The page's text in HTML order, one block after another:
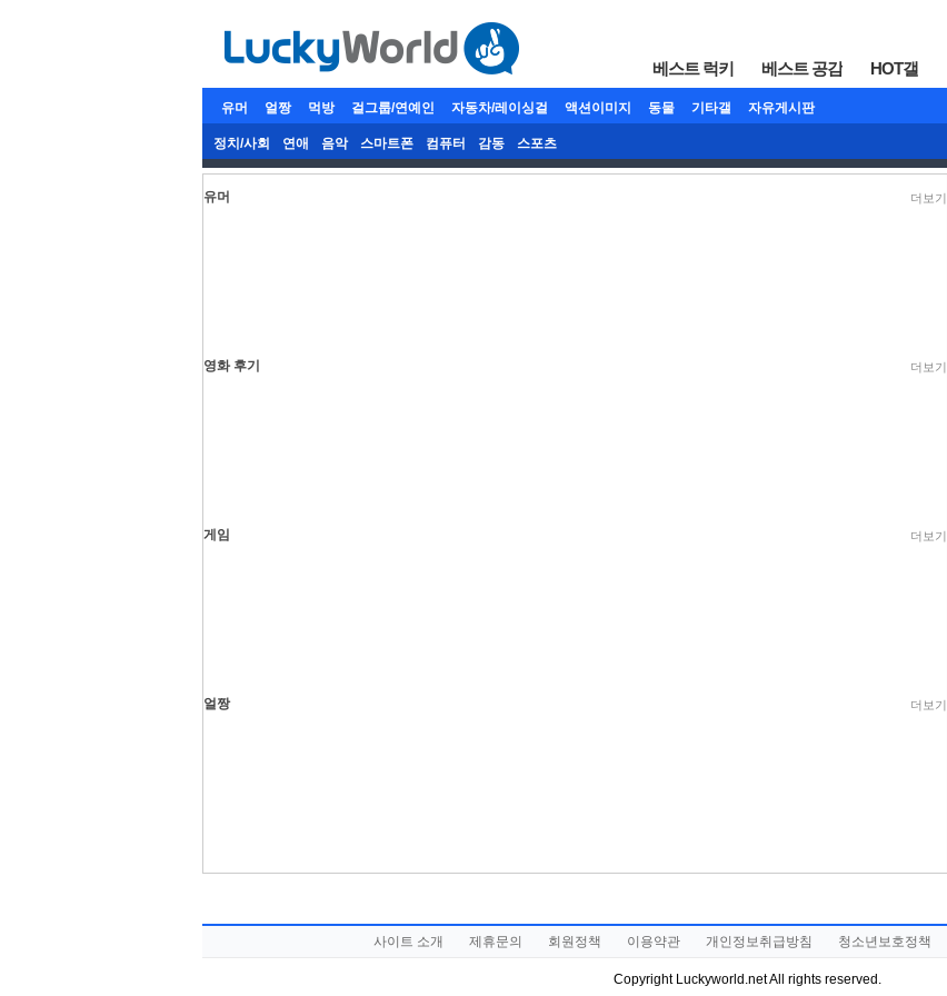
베스트 럭키 베스트 공감 HOT갤
유머 얼짱 먹방 걸그룹/연예인 자동차/레이싱걸 액션이미지 동물 기타갤 자유게시판
정치/사회 연애 음악 스마트폰 컴퓨터 감동 스포츠
유머 더보기
영화 후기 더보기
게임 더보기
얼짱 더보기
사이트 소개 제휴문의 회원정책 이용약관 개인정보취급방침 청소년보호정책
Copyright Luckyworld.net All rights reserved.